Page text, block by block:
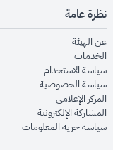
نظرة عامة
عن الهيئةin new window
الخدماتin new window
سياسة الاستخدام
سياسة الخصوصيةwindow
المركز الإعلاميnew window
المشاركة الإلكترونيةwindow
سياسة حرية المعلومات